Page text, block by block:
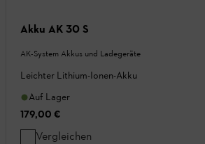
Akku AK 30 S
AK-System Akkus und Ladegeräte
Leichter Lithium-Ionen-Akku
Auf Lager
179,00 €
Vergleichen